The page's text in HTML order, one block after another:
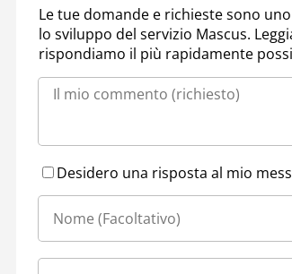
Le tue domande e richieste sono
lo sviluppo del servizio Mascus.
rispondiamo il più rapidamente
Desidero una risposta al mio